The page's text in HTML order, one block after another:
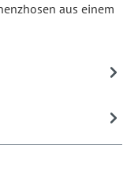
aus einem